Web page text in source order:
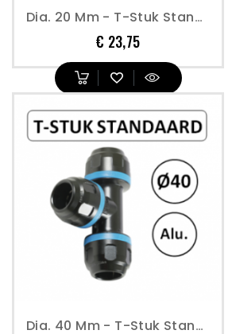
Dia. 20 Mm - T-Stuk Standaard - Prevost
€ 23,75Prijs
Dia. 40 Mm - T-Stuk Standaard - Prevost